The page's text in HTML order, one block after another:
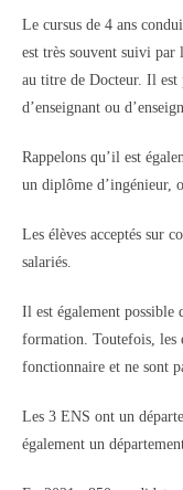
Le cursus de 4 ans
est très souvent suivi par
au titre de Docteur. Il est
d’enseignant ou
Rappelons qu’il est
un diplôme d’ingénieur,
Les élèves acceptés sur
salariés.
Il est également possible
formation. Toutefois, les
fonctionnaire et ne sont
Les 3 ENS ont un
également un